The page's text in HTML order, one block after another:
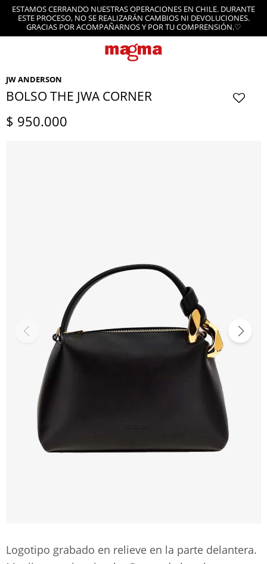
ESTAMOS CERRANDO NUESTRAS OPERACIONES EN CHILE. DURANTE
ESTE PROCESO, NO SE REALIZARÁN CAMBIOS NI DEVOLUCIONES.
GRACIAS POR ACOMPAÑARNOS Y POR TU COMPRENSIÓN.♡
JW ANDERSON
BOLSO THE JWA CORNER
$ 950.000
Logotipo grabado en relieve en la parte delantera.